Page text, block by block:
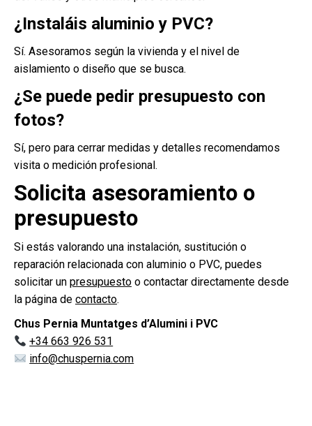
¿Instaláis aluminio y PVC?
Sí. Asesoramos según la vivienda y el nivel de
aislamiento o diseño que se busca.
¿Se puede pedir presupuesto con
fotos?
Sí, pero para cerrar medidas y detalles recomendamos
visita o medición profesional.
Solicita asesoramiento o
presupuesto
Si estás valorando una instalación, sustitución o
reparación relacionada con aluminio o PVC, puedes
solicitar un presupuesto o contactar directamente desde
la página de contacto.
Chus Pernia Muntatges d’Alumini i PVC
+34 663 926 531
info@chuspernia.com